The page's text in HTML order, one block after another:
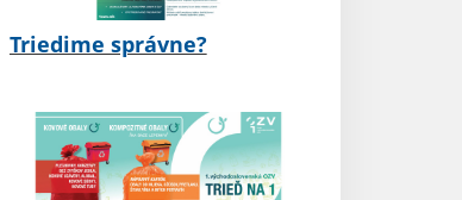
Triedime správne?